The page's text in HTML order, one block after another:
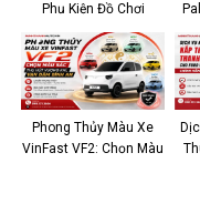
Phụ Kiện Đồ Chơi
Hyundai Palisade Nâng
Tầm “Chuyên Cơ Mặt
Đất”
Phong Thủy Màu Xe
VinFast VF2: Chọn Màu